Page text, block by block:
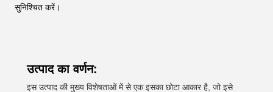
सुनिश्चित करें।
उत्पाद का वर्णन:
इस उत्पाद की मुख्य विशेषताओं में से एक इसका छोटा आकार है, जो इसे